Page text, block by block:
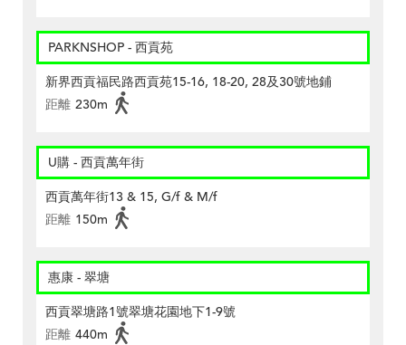
PARKNSHOP - 西貢苑
新界西貢福民路西貢苑15-16, 18-20, 28及30號地鋪
距離 230m
U購 - 西貢萬年街
西貢萬年街13 & 15, G/f & M/f
距離 150m
惠康 - 翠塘
西貢翠塘路1號翠塘花園地下1-9號
距離 440m